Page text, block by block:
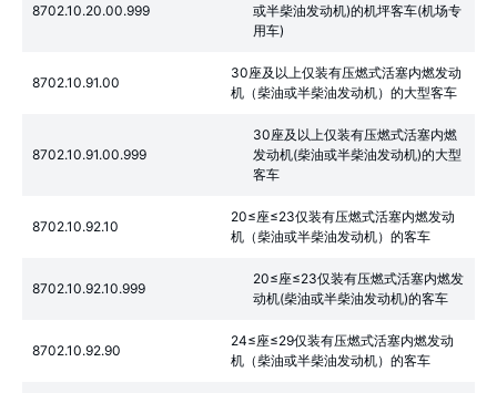
8702.10.20.00.999
或半柴油发动机)的机坪客车(机场专
用车)
8702.10.91.00
30座及以上仅装有压燃式活塞内燃发动
机（柴油或半柴油发动机）的大型客车
8702.10.91.00.999
30座及以上仅装有压燃式活塞内燃
发动机(柴油或半柴油发动机)的大型
客车
8702.10.92.10
20≤座≤23仅装有压燃式活塞内燃发动
机（柴油或半柴油发动机）的客车
8702.10.92.10.999
20≤座≤23仅装有压燃式活塞内燃发
动机(柴油或半柴油发动机)的客车
8702.10.92.90
24≤座≤29仅装有压燃式活塞内燃发动
机（柴油或半柴油发动机）的客车